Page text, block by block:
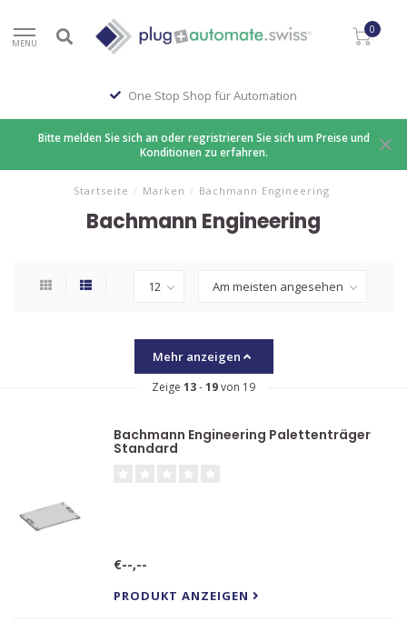
MENU
0
One Stop Shop für Automation
Bitte melden Sie sich an oder regristrieren Sie sich um Preise und
Konditionen zu erfahren.
Startseite / Marken / Bachmann Engineering
Bachmann Engineering
Mehr anzeigen
Zeige 13-19von 19
Bachmann Engineering Palettenträger
Standard
€--,--
PRODUKT ANZEIGEN